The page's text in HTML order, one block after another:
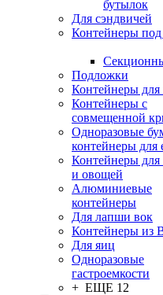
бутылок
Для сэндвичей
Контейнеры под
Подложки
Контейнеры для
Контейнеры с
совмещенной
Одноразовые
контейнеры для
Контейнеры для
и овощей
Алюминиевые
контейнеры
Для лапши вок
Контейнеры из
Для яиц
Одноразовые
гастроемкости
+ ЕЩЕ 12